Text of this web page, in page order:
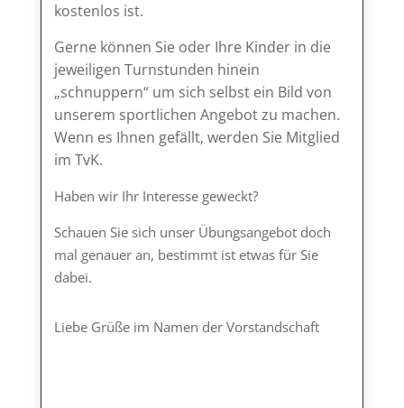
kostenlos ist.
Gerne können Sie oder Ihre Kinder in die
jeweiligen Turnstunden hinein
„schnuppern“ um sich selbst ein Bild von
unserem sportlichen Angebot zu machen.
Wenn es Ihnen gefällt, werden Sie Mitglied
im TvK.
Haben wir Ihr Interesse geweckt?
Schauen Sie sich unser Übungsangebot doch
mal genauer an, bestimmt ist etwas für Sie
dabei.
Liebe Grüße im Namen der Vorstandschaft